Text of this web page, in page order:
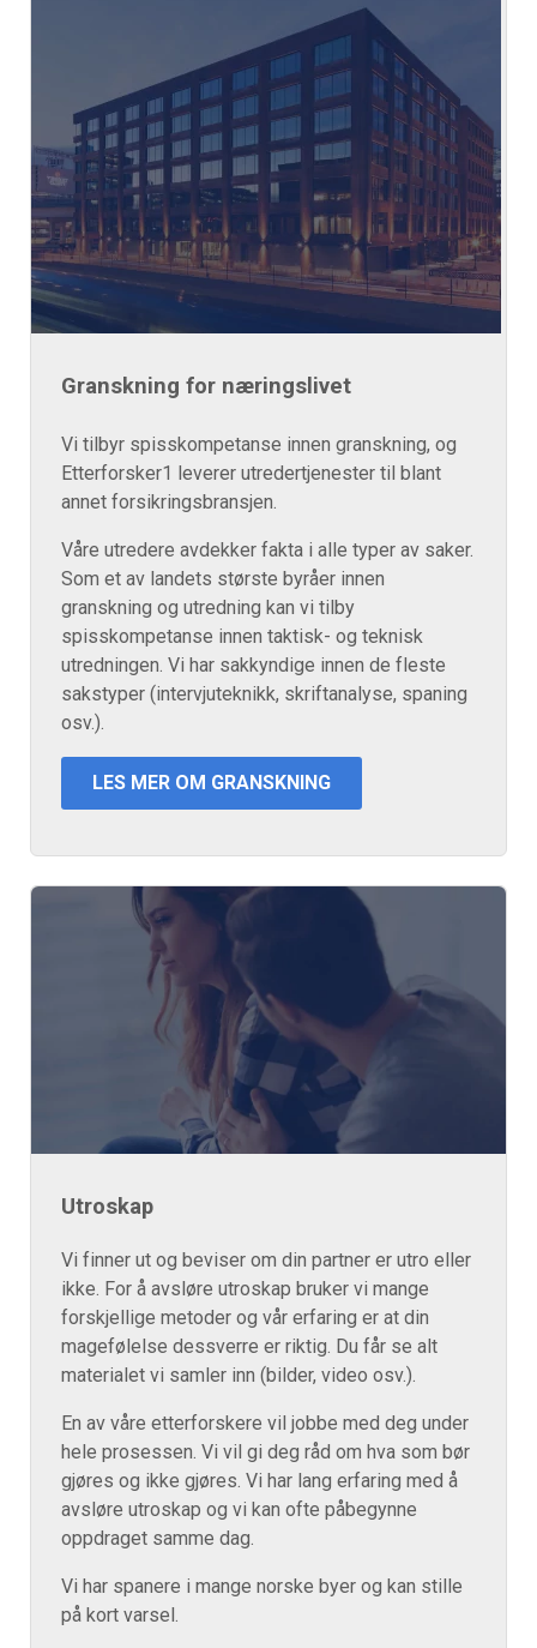
Granskning for næringslivet
Vi tilbyr spisskompetanse innen granskning, og
Etterforsker1 leverer utredertjenester til blant
annet forsikringsbransjen.
Våre utredere avdekker fakta i alle typer av saker.
Som et av landets største byråer innen
granskning og utredning kan vi tilby
spisskompetanse innen taktisk- og teknisk
utredningen. Vi har sakkyndige innen de fleste
sakstyper (intervjuteknikk, skriftanalyse, spaning
osv.).
LES MER OM GRANSKNING
Utroskap
Vi finner ut og beviser om din partner er utro eller
ikke. For å avsløre utroskap bruker vi mange
forskjellige metoder og vår erfaring er at din
magefølelse dessverre er riktig. Du får se alt
materialet vi samler inn (bilder, video osv.).
En av våre etterforskere vil jobbe med deg under
hele prosessen. Vi vil gi deg råd om hva som bør
gjøres og ikke gjøres. Vi har lang erfaring med å
avsløre utroskap og vi kan ofte påbegynne
oppdraget samme dag.
Vi har spanere i mange norske byer og kan stille
på kort varsel.